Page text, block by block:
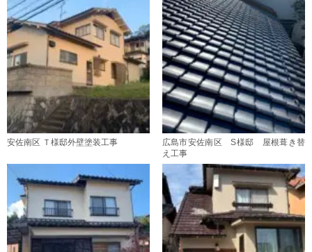
安佐南区 Ｔ様邸外壁塗装工事
広島市安佐南区 S様邸 屋根葺き替
え工事